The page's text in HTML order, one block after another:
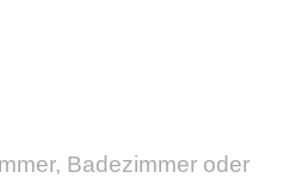
Badezimmer oder